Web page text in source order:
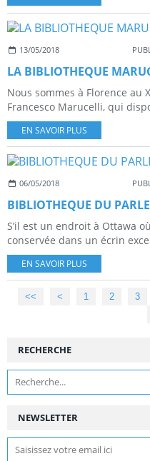
13/05/2018
LA BIBLIOTHEQUE
Nous sommes à Florence au
Francesco Marucelli, qui
EN SAVOIR PLUS
06/05/2018
BIBLIOTHEQUE DU
S’il est un endroit à Ottawa
conservée dans un écrin
EN SAVOIR PLUS
<< < 1 2 3
NEWSLETTER
RECHERCHE